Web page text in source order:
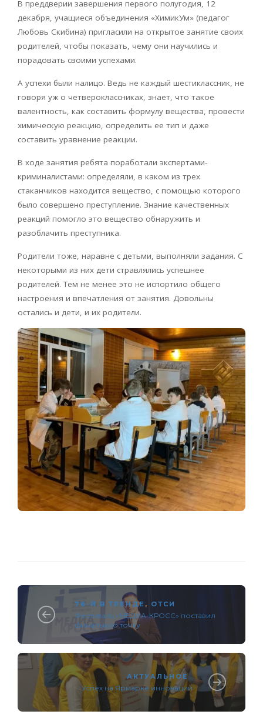
В преддверии завершения первого полугодия, 12
декабря, учащиеся объединения «ХимикУм» (педагог
Любовь Скибина) пригласили на открытое занятие своих
родителей, чтобы показать, чему они научились и
порадовать своими успехами.
А успехи были налицо. Ведь не каждый шестиклассник, не
говоря уж о четвероклассниках, знает, что такое
валентность, как составить формулу вещества, провести
химическую реакцию, определить ее тип и даже
составить уравнение реакции.
В ходе занятия ребята поработали экспертами-
криминалистами: определяли, в каком из трех
стаканчиков находится вещество, с помощью которого
было совершено преступление. Знание качественных
реакций помогло это вещество обнаружить и
разоблачить преступника.
Родители тоже, наравне с детьми, выполняли задания. С
некоторыми из них дети стравлялись успешнее
родителей. Тем не менее это не испортило общего
настроения и впечатления от занятия. Довольны
остались и дети, и их родители.
76-Й В ТРЕНДЕ , ОТСИ
Фестиваль «МЕДИА-КРОСС» поставил
финальную точку
АКТУАЛЬНОЕ
Успех на Ярмарке инноваций